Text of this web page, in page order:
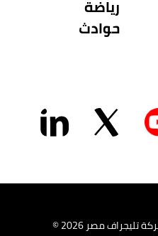
رياضة
حوادث
مصر 2026 ©